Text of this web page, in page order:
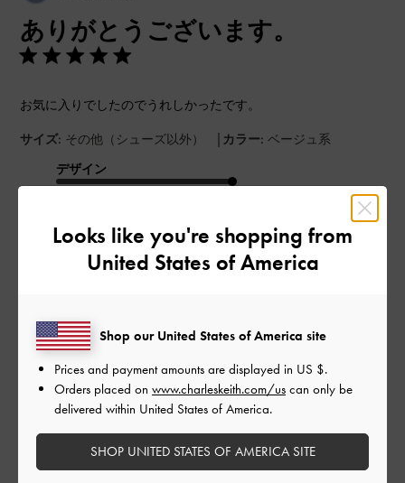
ありがとうございます。
お気に入りでしたのでうれしかったです。
サイズ: その他（シューズ以外） | カラー: ベージュ系
デザイン
品質
もっと見る
このレビューは役に立ちましたか？
Looks like you're shopping from
United States of America
Shop our United States of America site
Prices and payment amounts are displayed in US $.
Orders placed on www.charleskeith.com/us can only be
delivered within United States of America.
SHOP UNITED STATES OF AMERICA SITE